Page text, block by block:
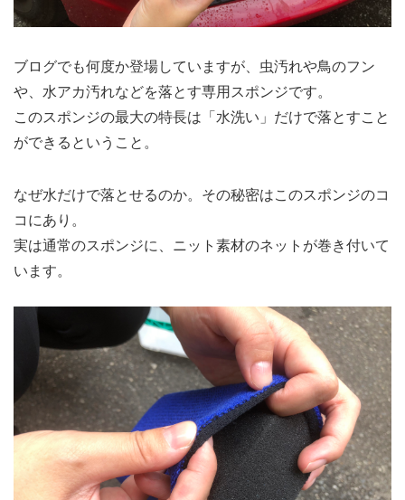
ブログでも何度か登場していますが、虫汚れや鳥のフン
や、水アカ汚れなどを落とす専用スポンジです。
このスポンジの最大の特長は「水洗い」だけで落とすこと
ができるということ。
なぜ水だけで落とせるのか。その秘密はこのスポンジのコ
コにあり。
実は通常のスポンジに、ニット素材のネットが巻き付いて
います。